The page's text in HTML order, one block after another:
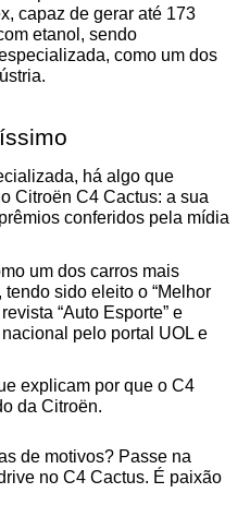
capaz de gerar até 173
etanol, sendo
como um dos
há algo que
Citroën C4 Cactus: a sua
conferidos pela mídia
um dos carros mais
sido eleito o “Melhor
“Auto Esporte” e
pelo portal UOL e
explicam por que o C4
da Citroën.
de motivos? Passe na
no C4 Cactus. É paixão